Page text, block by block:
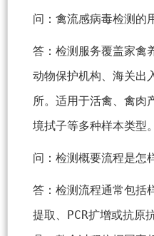
问：禽流感病毒检测的
答：检测服务覆盖家禽
动物保护机构、海关出
所。适用于活禽、禽肉
境拭子等多种样本类型。
问：检测概要流程是怎
答：检测流程通常包括
提取、PCR扩增或抗原